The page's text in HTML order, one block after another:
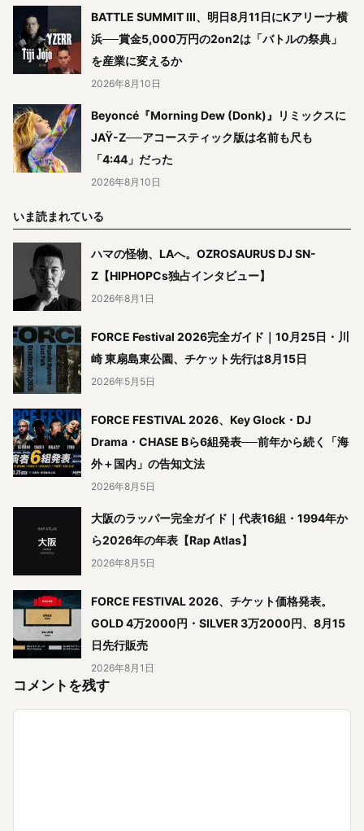
BATTLE SUMMIT III、明日8月11日にKアリーナ横
浜──賞金5,000万円の2on2は「バトルの祭典」
を産業に変えるか
2026年8月10日
Beyoncé『Morning Dew (Donk)』リミックスに
JAŸ-Z──アコースティック版は名前も尺も
「4:44」だった
2026年8月10日
いま読まれている
ハマの怪物、LAへ。OZROSAURUS DJ SN-
Z【HIPHOPCs独占インタビュー】
2026年8月1日
FORCE Festival 2026完全ガイド｜10月25日・川
崎 東扇島東公園、チケット先行は8月15日
2026年5月5日
FORCE FESTIVAL 2026、Key Glock・DJ
Drama・CHASE Bら6組発表──前年から続く「海
外＋国内」の告知文法
2026年8月5日
大阪のラッパー完全ガイド｜代表16組・1994年か
ら2026年の年表【Rap Atlas】
2026年8月5日
FORCE FESTIVAL 2026、チケット価格発表。
GOLD 4万2000円・SILVER 3万2000円、8月15
日先行販売
2026年8月1日
コメントを残す